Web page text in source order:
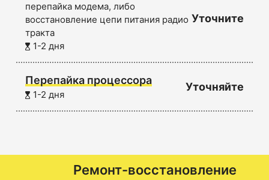
перепайка модема, либо
восстановление цепи питания радио
тракта
1-2 дня
Уточните
Перепайка процессора
1-2 дня
Уточняйте
Ремонт-восстановление